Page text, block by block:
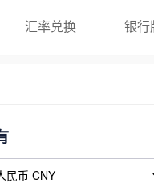
汇率兑换 银行